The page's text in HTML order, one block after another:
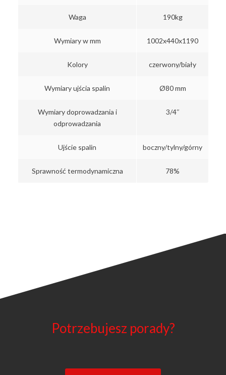
Waga 190kg
Wymiary w mm 1002x440x1190
Kolory czerwony/biały
Wymiary ujścia spalin Ø80 mm
Wymiary doprowadzania i
odprowadzania
3/4″
Ujście spalin boczny/tylny/górny
Sprawność termodynamiczna 78%
Potrzebujesz porady?